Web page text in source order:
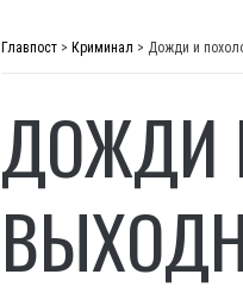
Главпост > Криминал > Дожди и
ДОЖДИ